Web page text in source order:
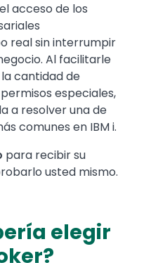
acceso de los
real sin interrumpir
Al facilitarle
cantidad de
especiales,
a resolver una de
comunes en IBM i.
para recibir su
usted mismo.
elegir